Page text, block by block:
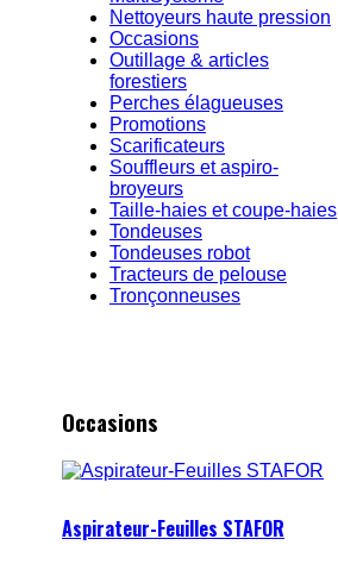
Nettoyeurs haute pression
Occasions
Outillage & articles
forestiers
Perches élagueuses
Promotions
Scarificateurs
Souffleurs et aspiro-
broyeurs
Taille-haies et coupe-haies
Tondeuses
Tondeuses robot
Tracteurs de pelouse
Tronçonneuses
Occasions
Aspirateur-Feuilles STAFOR